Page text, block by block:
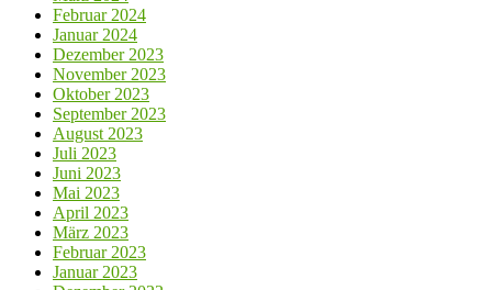
Februar 2024
Januar 2024
Dezember 2023
November 2023
Oktober 2023
September 2023
August 2023
Juli 2023
Juni 2023
Mai 2023
April 2023
März 2023
Februar 2023
Januar 2023